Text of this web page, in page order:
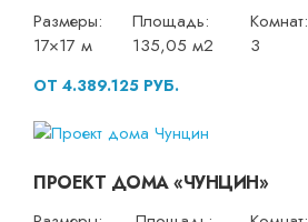
Размеры:
17×17 м
Площадь:
135,05 м2
Комнат:
3
ОТ 4.389.125 РУБ.
ПРОЕКТ ДОМА «ЧУНЦИН»